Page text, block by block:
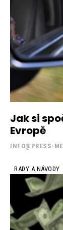
Jak si
Evropě
INFO@PRESS-
RADY A NÁVODY